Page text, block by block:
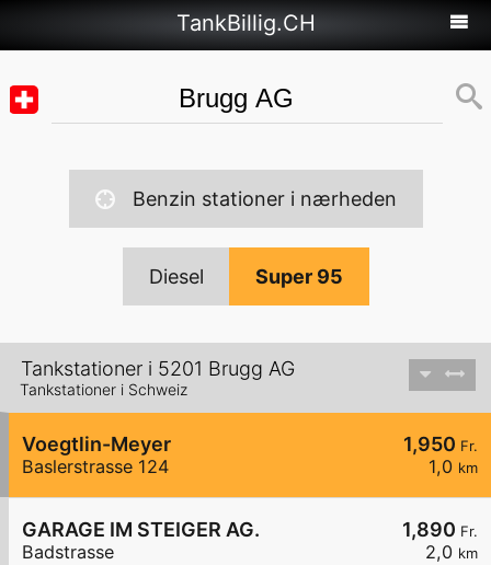
TankBillig.CH
Benzin stationer i nærheden
Diesel Super 95
Tankstationer i 5201 Brugg AG
Tankstationer i Schweiz
1,950 Fr.
1,0 km
Voegtlin-Meyer
Baslerstrasse 124
1,890 Fr.
2,0 km
GARAGE IM STEIGER AG.
Badstrasse